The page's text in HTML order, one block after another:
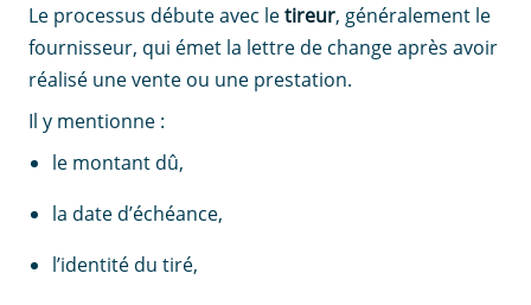
Le processus débute avec letireur, généralement le
fournisseur, qui émet la lettre de change après avoir
réalisé une vente ou une prestation.
Il y mentionne :
le montant dû,
la date d’échéance,
l’identité du tiré,